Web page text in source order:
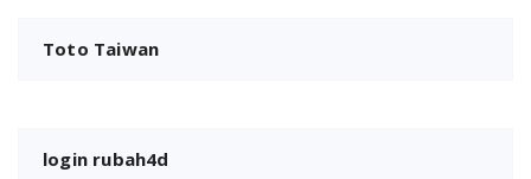
Toto Taiwan
login rubah4d